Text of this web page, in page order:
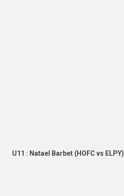
U11 : Natael Barbet (HOFC vs ELPY)